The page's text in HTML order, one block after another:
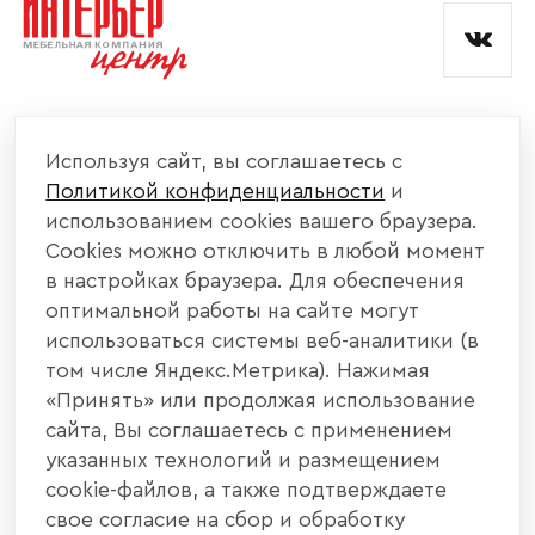
КАТАЛОГ МЕБЕЛИ
ИНФОРМАЦИЯ
НАШИ КОНТАКТЫ
+7 800 700 20 58
440004, г. Пенза, ул. Рябова, д. 31
Используя сайт, вы соглашаетесь с
Политикой конфиденциальности и
использованием cookies вашего браузера.
Cookies можно отключить в любой момент
в настройках браузера. Для обеспечения
оптимальной работы на сайте могут
использоваться системы веб-аналитики (в
том числе Яндекс.Метрика). Нажимая
«Принять» или продолжая использование
сайта, Вы соглашаетесь с применением
указанных технологий и размещением
cookie-файлов, а также подтверждаете
свое согласие на сбор и обработку